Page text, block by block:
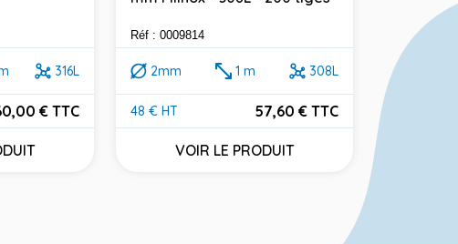
316L
€ TTC
Réf : 0009814
2mm 1 m 308L
48 € HT
Prix
57,60 € TTC
VOIR LE PRODUIT
Réf :